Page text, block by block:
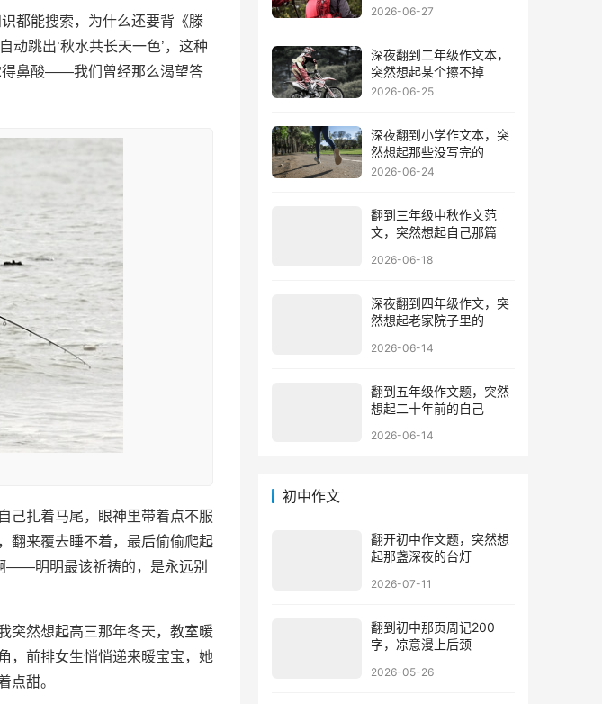
都能搜索，为什么还要背《滕
动跳出‘秋水共长天一色’，这种
得鼻酸——我们曾经那么渴望答
己扎着马尾，眼神里带着点不服
翻来覆去睡不着，最后偷偷爬起
——明明最该祈祷的，是永远别
突然想起高三那年冬天，教室暖
，前排女生悄悄递来暖宝宝，她
点甜。
2026-06-27
深夜翻到二年级作文本，
突然想起某个擦不掉
2026-06-25
深夜翻到小学作文本，突
然想起那些没写完的
2026-06-24
翻到三年级中秋作文范
文，突然想起自己那篇
2026-06-18
深夜翻到四年级作文，突
然想起老家院子里的
2026-06-14
翻到五年级作文题，突然
想起二十年前的自己
2026-06-14
初中作文
翻开初中作文题，突然想
起那盏深夜的台灯
2026-07-11
翻到初中那页周记200
字，凉意漫上后颈
2026-05-26